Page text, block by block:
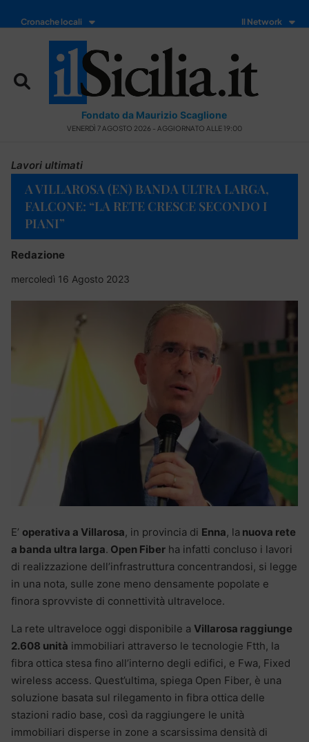
Cronache locali Il Network
Fondato da Maurizio Scaglione
VENERDÌ 7 AGOSTO 2026 - AGGIORNATO ALLE 19:00
Lavori ultimati
A VILLAROSA (EN) BANDA ULTRA LARGA,
FALCONE: “LA RETE CRESCE SECONDO I
PIANI”
Redazione
mercoledì 16 Agosto 2023
E’ operativa a Villarosa, in provincia di Enna, la nuova rete
a banda ultra larga. Open Fiber ha infatti concluso i lavori
di realizzazione dell’infrastruttura concentrandosi, si legge
in una nota, sulle zone meno densamente popolate e
finora sprovviste di connettività ultraveloce.
La rete ultraveloce oggi disponibile a Villarosa raggiunge
2.608 unità immobiliari attraverso le tecnologie Ftth, la
fibra ottica stesa fino all’interno degli edifici, e Fwa, Fixed
wireless access. Quest’ultima, spiega Open Fiber, è una
soluzione basata sul rilegamento in fibra ottica delle
stazioni radio base, così da raggiungere le unità
immobiliari disperse in zone a scarsissima densità di